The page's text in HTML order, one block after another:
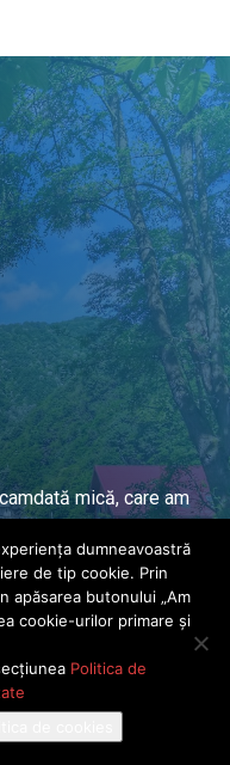
mică, care am
rezervate · Dezvoltat de
FX
dumneavoastră
de tip cookie. Prin
apăsarea butonului „Am
cookie-urilor primare și
Politica de